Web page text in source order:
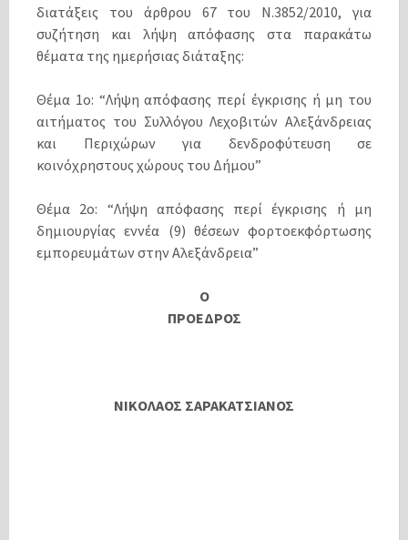
διατάξεις του άρθρου 67 του Ν.3852/2010, για
συζήτηση και λήψη απόφασης στα παρακάτω
θέματα της ημερήσιας διάταξης:
Θέμα 1ο: “Λήψη απόφασης περί έγκρισης ή μη του
αιτήματος του Συλλόγου Λεχοβιτών Αλεξάνδρειας
και Περιχώρων για δενδροφύτευση σε
κοινόχρηστους χώρους του Δήμου”
Θέμα 2ο: “Λήψη απόφασης περί έγκρισης ή μη
δημιουργίας εννέα (9) θέσεων φορτοεκφόρτωσης
εμπορευμάτων στην Αλεξάνδρεια”
O
ΠΡΟΕΔΡΟΣ
ΝΙΚΟΛΑΟΣ ΣΑΡΑΚΑΤΣΙΑΝΟΣ